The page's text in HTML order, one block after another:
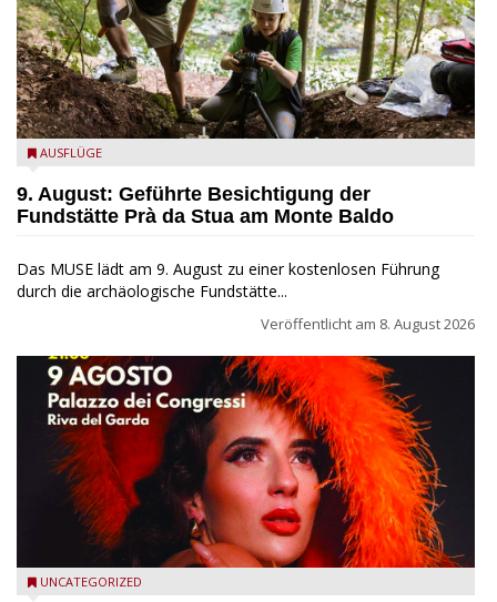
die archäologische Fundstätte Riparo Prà da Stua am Monte
AUSFLÜGE
9. August: Geführte Besichtigung der
Fundstätte Prà da Stua am Monte Baldo
Das MUSE lädt am 9. August zu einer kostenlosen Führung
durch die archäologische Fundstätte...
Veröffentlicht am 8. August 2026
Riva del Garda - Emma Smith zu Gast beim Garda Jazz
UNCATEGORIZED